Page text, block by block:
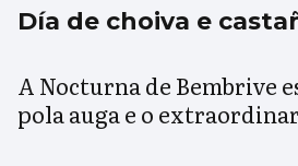
Día de choiva e
A Nocturna de Bembrive
pola auga e o